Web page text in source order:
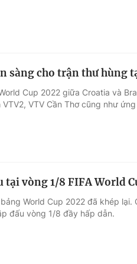
Du lịch
Làm đẹp
Chất lượng cuộc
sàng cho trận thư hùng
Cup 2022 giữa Croatia và
VTV Cần Thơ cũng như ứng
tại vòng 1/8 FIFA World
World Cup 2022 đã khép
đấu vòng 1/8 đầy hấp dẫn.